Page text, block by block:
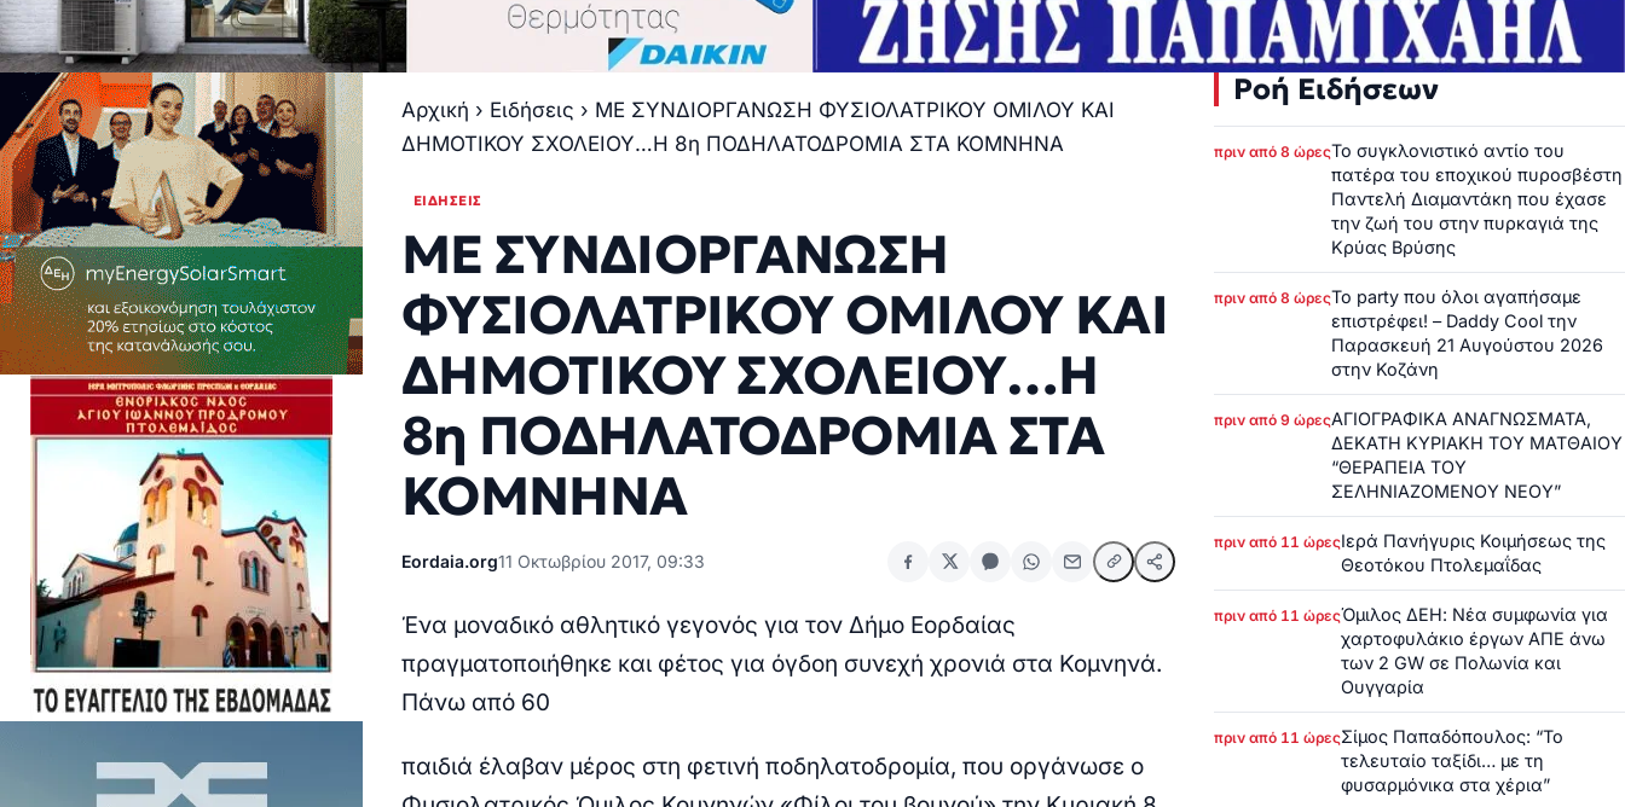
Αρχική › Ειδήσεις › ΜΕ ΣΥΝΔΙΟΡΓΑΝΩΣΗ ΦΥΣΙΟΛΑΤΡΙΚΟΥ ΟΜΙΛΟΥ ΚΑΙ
ΔΗΜΟΤΙΚΟΥ ΣΧΟΛΕΙΟΥ…Η 8η ΠΟΔΗΛΑΤΟΔΡΟΜΙΑ ΣΤΑ ΚΟΜΝΗΝΑ
ΕΙΔΉΣΕΙΣ
ΜΕ ΣΥΝΔΙΟΡΓΑΝΩΣΗ
ΦΥΣΙΟΛΑΤΡΙΚΟΥ ΟΜΙΛΟΥ ΚΑΙ
ΔΗΜΟΤΙΚΟΥ ΣΧΟΛΕΙΟΥ…Η
8η ΠΟΔΗΛΑΤΟΔΡΟΜΙΑ ΣΤΑ
ΚΟΜΝΗΝΑ
Eordaia.org11 Οκτωβρίου 2017, 09:33
Ένα μοναδικό αθλητικό γεγονός για τον Δήμο Εορδαίας
πραγματοποιήθηκε και φέτος για όγδοη συνεχή χρονιά στα Κομνηνά.
Πάνω από 60
παιδιά έλαβαν μέρος στη φετινή ποδηλατοδρομία, που οργάνωσε ο
Ροή Ειδήσεων
πριν από 8 ώρεςΤο συγκλονιστικό αντίο του
πατέρα του εποχικού πυροσβέστη
Παντελή Διαμαντάκη που έχασε
την ζωή του στην πυρκαγιά της
Κρύας Βρύσης
πριν από 8 ώρεςΤο party που όλοι αγαπήσαμε
επιστρέφει! – Daddy Cool την
Παρασκευή 21 Αυγούστου 2026
στην Κοζάνη
πριν από 9 ώρεςΑΓΙΟΓΡΑΦΙΚΑ ΑΝΑΓΝΩΣΜΑΤΑ,
ΔΕΚΑΤΗ ΚΥΡΙΑΚΗ ΤΟΥ ΜΑΤΘΑΙΟΥ
“ΘΕΡΑΠΕΙΑ ΤΟΥ
ΣΕΛΗΝΙΑΖΟΜΕΝΟΥ ΝΕΟΥ”
πριν από 11 ώρεςΙερά Πανήγυρις Κοιμήσεως της
Θεοτόκου Πτολεμαΐδας
πριν από 11 ώρεςΌμιλος ΔΕΗ: Νέα συμφωνία για
χαρτοφυλάκιο έργων ΑΠΕ άνω
των 2 GW σε Πολωνία και
Ουγγαρία
πριν από 11 ώρεςΣίμος Παπαδόπουλος: “Το
τελευταίο ταξίδι… με τη
φυσαρμόνικα στα χέρια”